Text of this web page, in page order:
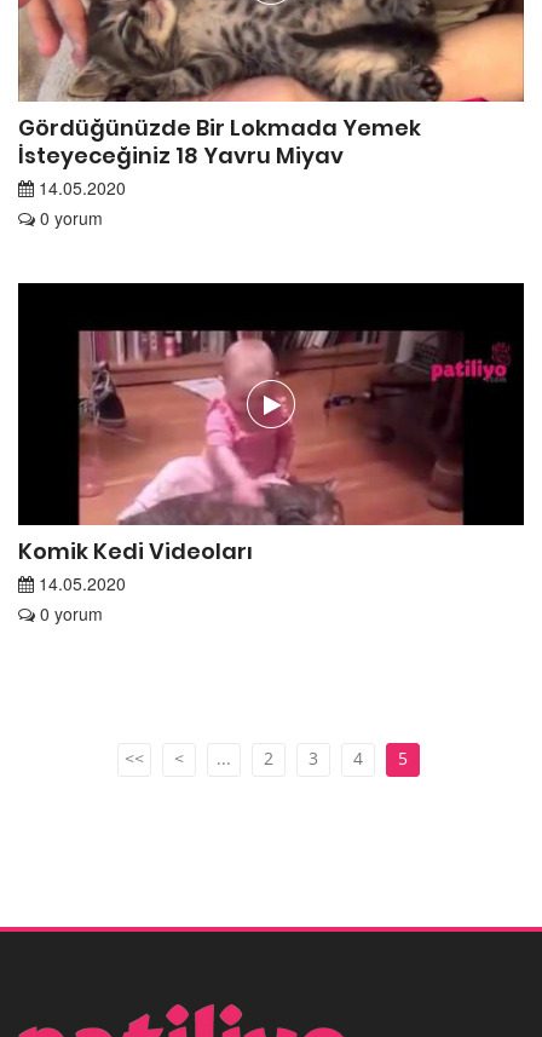
Gördüğünüzde Bir Lokmada Yemek
İsteyeceğiniz 18 Yavru Miyav
14.05.2020
0 yorum
Komik Kedi Videoları
14.05.2020
0 yorum
<< < ... 2 3 4 5